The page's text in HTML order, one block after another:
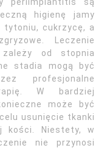
higienę jamy
tytoniu, cukrzycę, a
Leczenie
od stopnia
stadia mogą być
profesjonalne
W bardziej
może być
usunięcie tkanki
kości. Niestety, w
nie przynosi